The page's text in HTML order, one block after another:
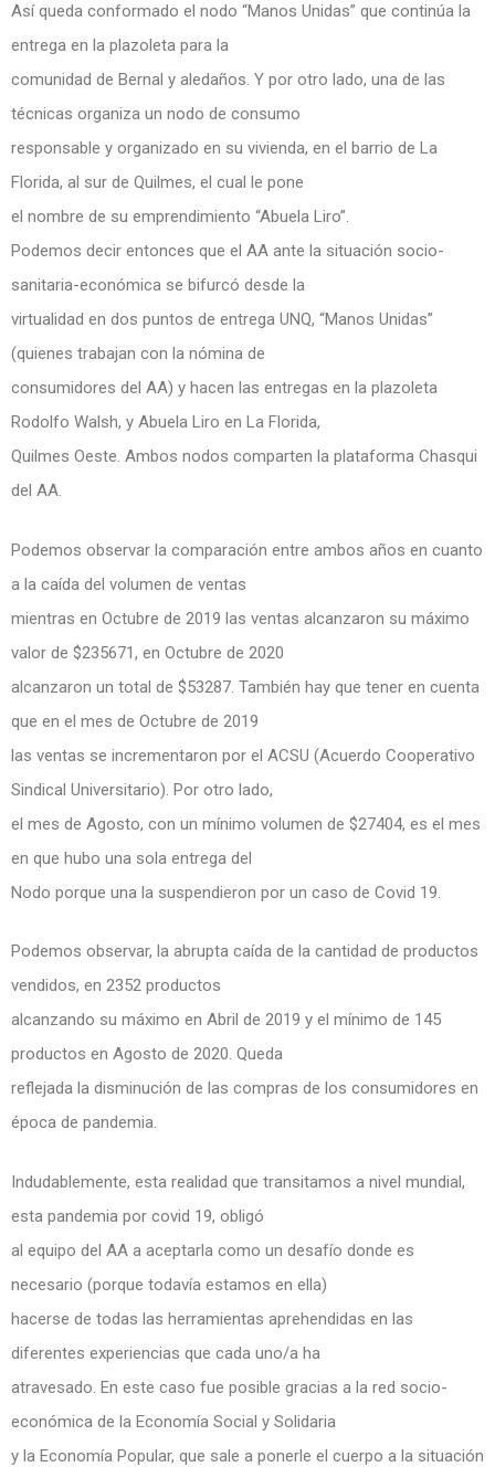
Así queda conformado el nodo “Manos Unidas” que continúa la
entrega en la plazoleta para la
comunidad de Bernal y aledaños. Y por otro lado, una de las
técnicas organiza un nodo de consumo
responsable y organizado en su vivienda, en el barrio de La
Florida, al sur de Quilmes, el cual le pone
el nombre de su emprendimiento “Abuela Liro”.
Podemos decir entonces que el AA ante la situación socio-
sanitaria-económica se bifurcó desde la
virtualidad en dos puntos de entrega UNQ, “Manos Unidas”
(quienes trabajan con la nómina de
consumidores del AA) y hacen las entregas en la plazoleta
Rodolfo Walsh, y Abuela Liro en La Florida,
Quilmes Oeste. Ambos nodos comparten la plataforma Chasqui
del AA.
Podemos observar la comparación entre ambos años en cuanto
a la caída del volumen de ventas
mientras en Octubre de 2019 las ventas alcanzaron su máximo
valor de $235671, en Octubre de 2020
alcanzaron un total de $53287. También hay que tener en cuenta
que en el mes de Octubre de 2019
las ventas se incrementaron por el ACSU (Acuerdo Cooperativo
Sindical Universitario). Por otro lado,
el mes de Agosto, con un mínimo volumen de $27404, es el mes
en que hubo una sola entrega del
Nodo porque una la suspendieron por un caso de Covid 19.
Podemos observar, la abrupta caída de la cantidad de productos
vendidos, en 2352 productos
alcanzando su máximo en Abril de 2019 y el mínimo de 145
productos en Agosto de 2020. Queda
reflejada la disminución de las compras de los consumidores en
época de pandemia.
Indudablemente, esta realidad que transitamos a nivel mundial,
esta pandemia por covid 19, obligó
al equipo del AA a aceptarla como un desafío donde es
necesario (porque todavía estamos en ella)
hacerse de todas las herramientas aprehendidas en las
diferentes experiencias que cada uno/a ha
atravesado. En este caso fue posible gracias a la red socio-
económica de la Economía Social y Solidaria
y la Economía Popular, que sale a ponerle el cuerpo a la situación